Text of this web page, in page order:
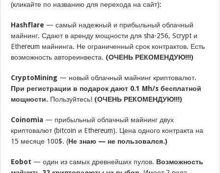
(кликайте по названию для перехода на сайт):
Hashflare — самый надежный и прибыльный облачный
майнинг. Сдают в аренду мощности для sha-256, Scrypt и
Ethereum майнинга. Не ограниченный срок контрактов. Есть
возможность автореинвеста. (ОЧЕНЬ РЕКОМЕНДУЮ!!!)
CryptoMining — новый облачный майнинг криптовалют.
При регистрации в подарок дают 0.1 Mh/s бесплатной
мощности. Пользуйтесь! (ОЧЕНЬ РЕКОМЕНДУЮ!!!)
Coinomia — прибыльный облачный майнинг двух
криптовалют (bitcoin и Ethereum). Цена одного контракта на
15 месяце 100$. (Не знаю — не пользовался.)
Eobot — один из самых древнейших пулов. Возможность